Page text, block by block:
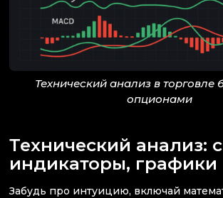
Технический анализ в
опционами
Технический анализ:
индикаторы, графики
Забудь про интуицию, включай